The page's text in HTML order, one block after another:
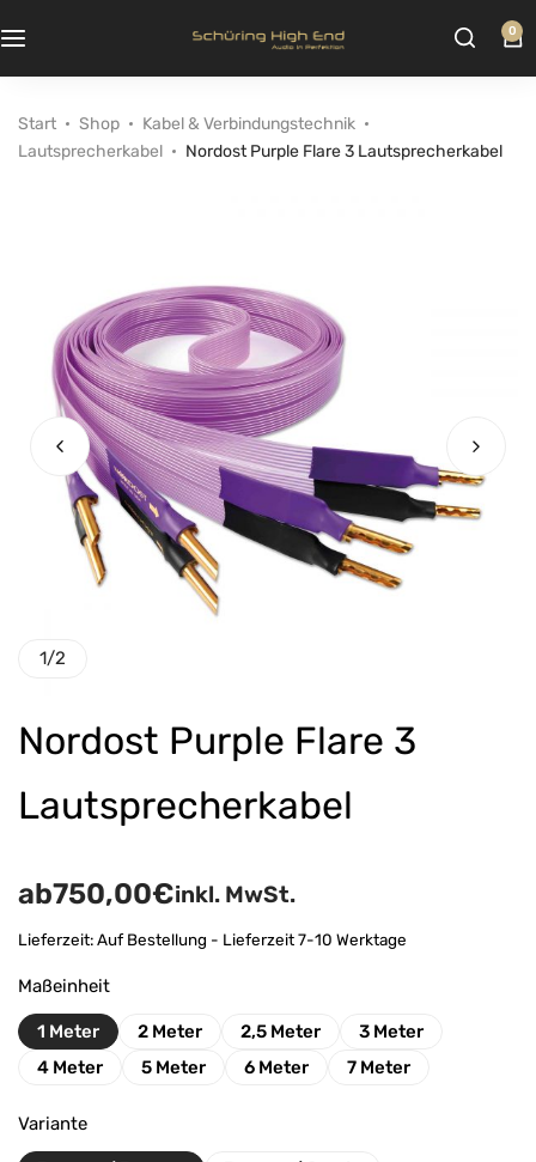
0
Start Shop
Kabel & Verbindungstechnik
Lautsprecherkabel
Nordost Purple Flare 3 Lautsprecherkabel
1/2
Nordost Purple Flare 3
Lautsprecherkabel
ab750,00€inkl. MwSt.
Lieferzeit:Auf Bestellung - Lieferzeit 7-10 Werktage
Maßeinheit
1 Meter 2 Meter 2,5 Meter
3 Meter
4 Meter
5 Meter 6 Meter 7 Meter
Variante